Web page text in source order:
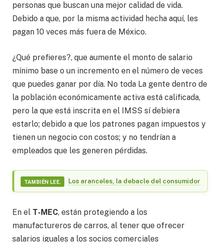
personas que buscan una mejor calidad de vida.
Debido a que, por la misma actividad hecha aquí, les
pagan 10 veces más fuera de México.
¿Qué prefieres?, que aumente el monto de salario
mínimo base o un incremento en el número de veces
que puedes ganar por día. No toda La gente dentro de
la población económicamente activa está calificada,
pero la que está inscrita en el IMSS sí debiera
estarlo; debido a que los patrones pagan impuestos y
tienen un negocio con costos; y no tendrían a
empleados que les generen pérdidas.
TAMBIÉN LEE. Los aranceles, la debacle del consumidor
En el T-MEC, están protegiendo a los
manufactureros de carros, al tener que ofrecer
salarios iguales a los socios comerciales